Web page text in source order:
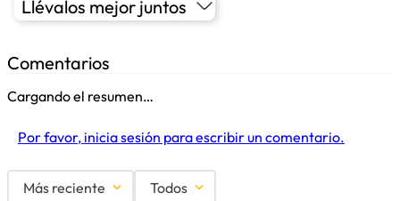
Llévalos mejor juntos
Comentarios
Cargando el resumen…
Por favor, inicia sesión para escribir un comentario.
Más reciente Todos